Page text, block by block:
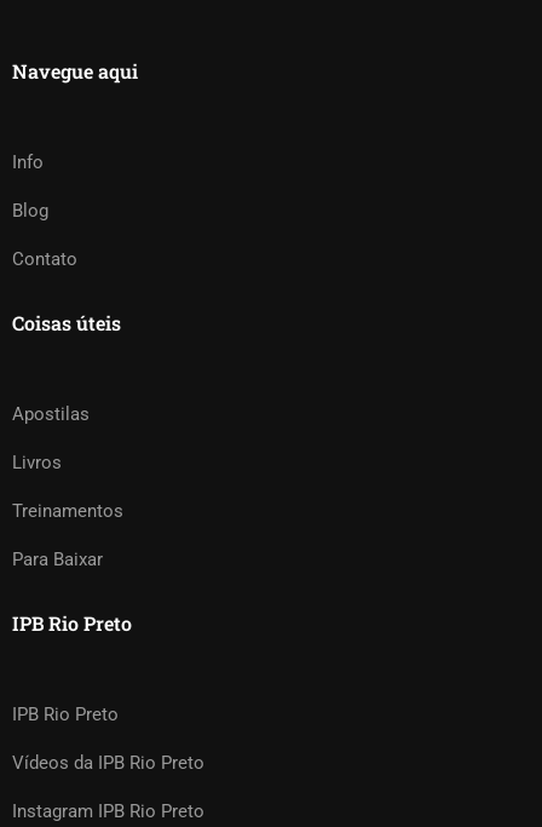
Navegue aqui
Info
Blog
Contato
Coisas úteis
Apostilas
Livros
Treinamentos
Para Baixar
IPB Rio Preto
IPB Rio Preto
Vídeos da IPB Rio Preto
Instagram IPB Rio Preto